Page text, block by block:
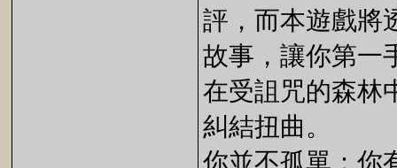
評，而本遊戲將
故事，讓你第一
在受詛咒的森林
糾結扭曲。
你並不孤單：你